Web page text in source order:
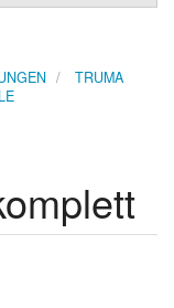
TRUMA